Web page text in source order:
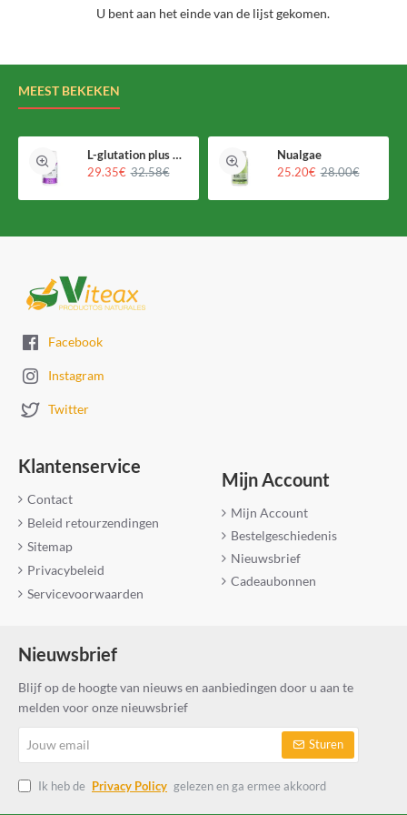
immuunsysteem versterken en het algehele welzijn bevorderen.
U bent aan het einde van de lijst gekomen.
MEEST BEKEKEN
L-glutation plus Holomega
29.35€ 32.58€
Nualgae
25.20€ 28.00€
Facebook
Instagram
Twitter
Klantenservice
Contact
Beleid retourzendingen
Sitemap
Privacybeleid
Servicevoorwaarden
Mijn Account
Mijn Account
Bestelgeschiedenis
Nieuwsbrief
Cadeaubonnen
Nieuwsbrief
Blijf op de hoogte van nieuws en aanbiedingen door u aan te
melden voor onze nieuwsbrief
email
Sturen
Ik heb de Privacy Policy gelezen en ga ermee akkoord